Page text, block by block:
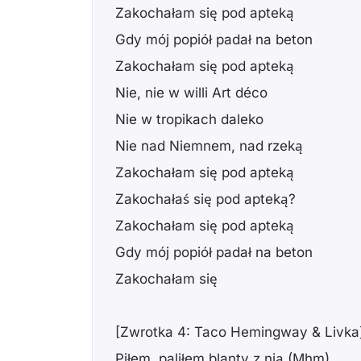
Zakochałam się pod apteką
Gdy mój popiół padał na beton
Zakochałam się pod apteką
Nie, nie w willi Art déco
Nie w tropikach daleko
Nie nad Niemnem, nad rzeką
Zakochałam się pod apteką
Zakochałaś się pod apteką?
Zakochałam się pod apteką
Gdy mój popiół padał na beton
Zakochałam się
[Zwrotka 4: Taco Hemingway &